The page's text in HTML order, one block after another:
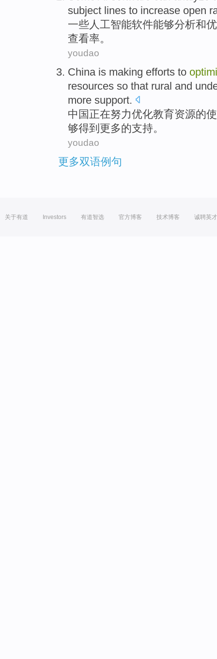
subject lines to increase open
一些人工智能软件能够分析和
查看率。
youdao
China is making efforts to
resources so that rural and
more support.
中国正在努力优化教育资源的
够得到 更多的支持。
youdao
更多双语例句
关于有道 Investors 有道智选 官方博客 技术博客 诚聘英才